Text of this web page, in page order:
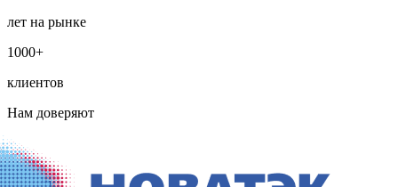
лет на рынке
1000+
клиентов
Нам доверяют